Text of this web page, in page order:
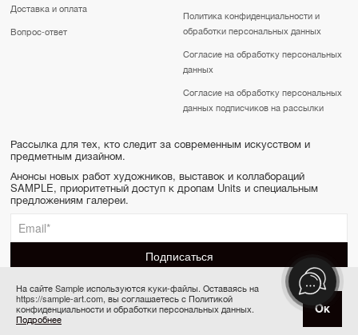
Товар отсутствует
Доставка и оплата
Вопрос-ответ
Политика конфиденциальности и
обработки персональных данных
Согласие на обработку персональных
данных
Согласие на обработку персональных
данных подписчиков на рассылки
Рассылка для тех, кто следит за современным искусством и
предметным дизайном.
Анонсы новых работ художников, выставок и коллабораций
SAMPLE, приоритетный доступ к дропам Units и специальным
предложениям галереи.
SAMPLE | Online gallery & Auction © 2022-2026
Сделано в Апривер
На сайте Sample используются куки-файлы. Оставаясь на
https://sample-art.com, вы соглашаетесь с Политикой
конфиденциальности и обработки персональных данных.
Подробнее
Ок